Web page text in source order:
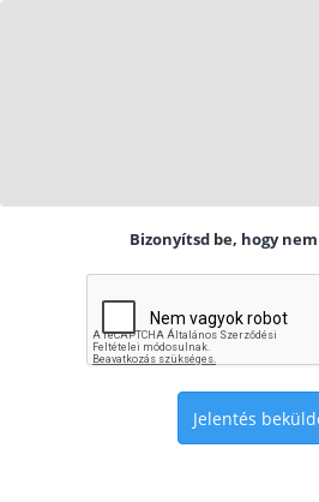
Bizonyítsd be, hogy
Jelentés